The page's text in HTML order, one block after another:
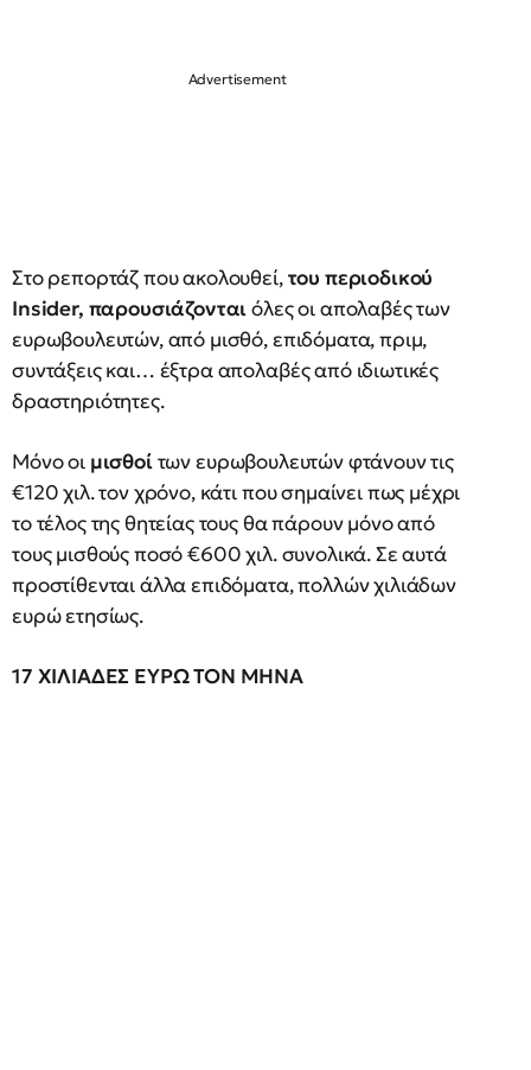
Στο ρεπορτάζ που ακολουθεί,του περιοδικού
Insider, παρουσιάζονταιόλες οι απολαβές των
ευρωβουλευτών, από μισθό, επιδόματα, πριμ,
συντάξεις και… έξτρα απολαβές από ιδιωτικές
δραστηριότητες.
Μόνο οι μισθοίτων ευρωβουλευτών φτάνουν τις
€120 χιλ. τον χρόνο, κάτι που σημαίνει πως μέχρι
το τέλος της θητείας τους θα πάρουν μόνο από
τους μισθούς ποσό €600 χιλ. συνολικά. Σε αυτά
προστίθενται άλλα επιδόματα, πολλών χιλιάδων
ευρώ ετησίως.
17 ΧΙΛΙΑΔΕΣ ΕΥΡΩ ΤΟΝ ΜΗΝΑ